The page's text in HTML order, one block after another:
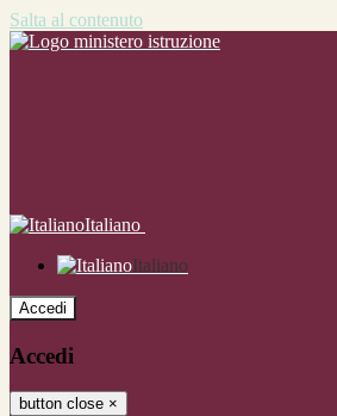
Salta al contenuto
Italiano
Italiano
Accedi
Accedi
button close ×